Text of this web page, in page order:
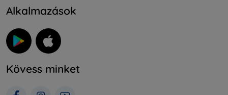
Alkalmazások
Kövess minket